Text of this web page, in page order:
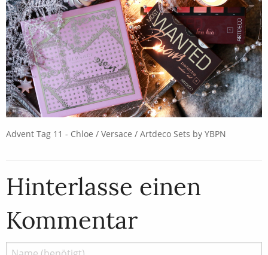
Advent Tag 11 - Chloe / Versace / Artdeco Sets by YBPN
Hinterlasse einen
Kommentar